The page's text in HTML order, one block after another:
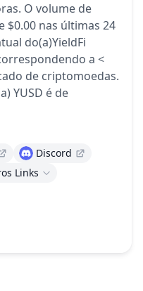
O volume de
$0.00 nas últimas 24
do(a)YieldFi
a <
de criptomoedas.
YUSD é de
Discord
Links